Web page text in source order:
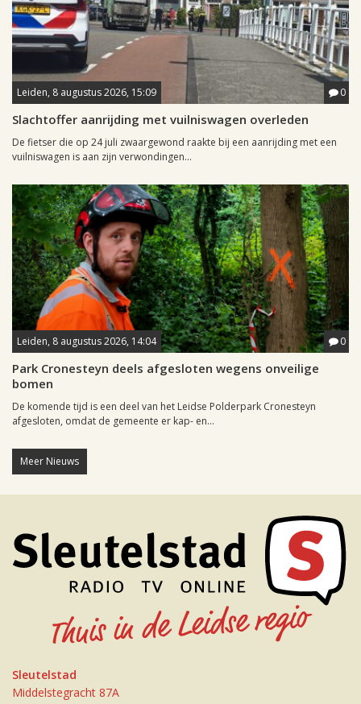
Leiden, 8 augustus 2026, 15:09 0
Slachtoffer aanrijding met vuilniswagen overleden
De fietser die op 24 juli zwaargewond raakte bij een aanrijding met een
vuilniswagen is aan zijn verwondingen...
Leiden, 8 augustus 2026, 14:04 0
Park Cronesteyn deels afgesloten wegens onveilige
bomen
De komende tijd is een deel van het Leidse Polderpark Cronesteyn
afgesloten, omdat de gemeente er kap- en...
Meer Nieuws
Sleutelstad
Middelstegracht 87A